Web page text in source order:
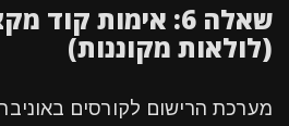
שאלה 6: אימות קוד
(לולאות מקוננות)
מערכת הרישום לקורסים